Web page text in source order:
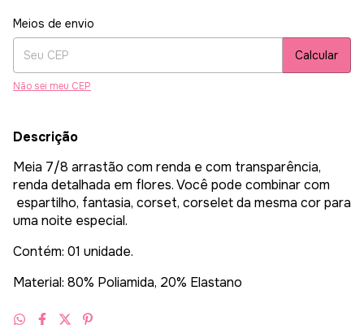
Entregas para o CEP:
Meios de envio
Calcular
Não sei meu CEP
Descrição
Meia 7/8 arrastão com renda e com transparência,
renda detalhada em flores. Você pode combinar com
espartilho, fantasia, corset, corselet da mesma cor para
uma noite especial.
Contém: 01 unidade.
Material: 80% Poliamida, 20% Elastano